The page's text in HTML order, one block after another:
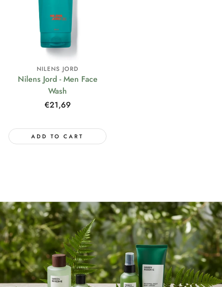
NILENS JORD
Nilens Jord - Men Face
Wash
Regular
€21,69
ADD TO CART